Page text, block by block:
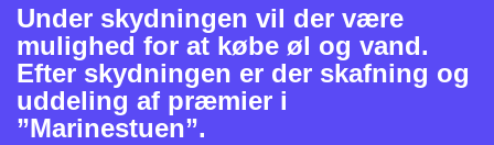
Under skydningen vil der være
mulighed for at købe øl og vand.
Efter skydningen er der skafning og
uddeling af præmier i
”Marinestuen”.